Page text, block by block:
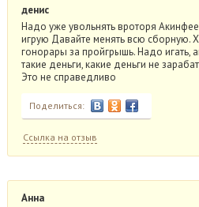
денис
Надо уже увольнять вроторя
игрую Давайте менять всю сборную.
гонорары за пройгрышь. Надо игать,
такие деньги, какие деньги не
Это не справедливо
Поделиться:
Ссылка на отзыв
Анна